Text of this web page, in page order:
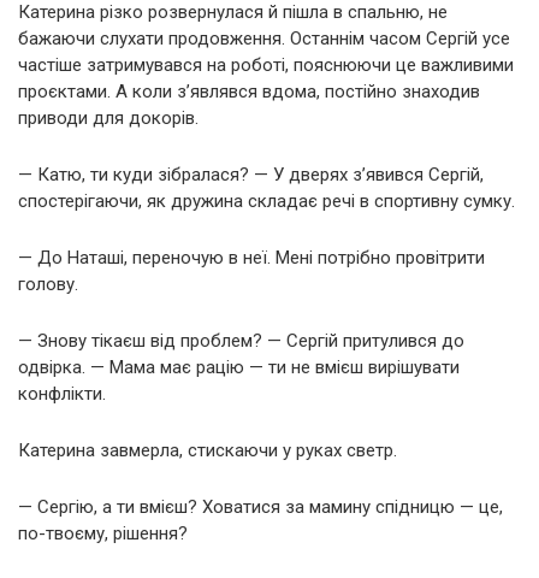
Катерина різко розвернулася й пішла в спальню, не
бажаючи слухати продовження. Останнім часом Сергій усе
частіше затримувався на роботі, пояснюючи це важливими
проєктами. А коли з’являвся вдома, постійно знаходив
приводи для докорів.
— Катю, ти куди зібралася? — У дверях з’явився Сергій,
спостерігаючи, як дружина складає речі в спортивну сумку.
— До Наташі, переночую в неї. Мені потрібно провітрити
голову.
— Знову тікаєш від проблем? — Сергій притулився до
одвірка. — Мама має рацію — ти не вмієш вирішувати
конфлікти.
Катерина завмерла, стискаючи у руках светр.
— Сергію, а ти вмієш? Ховатися за мамину спідницю — це,
по-твоєму, рішення?